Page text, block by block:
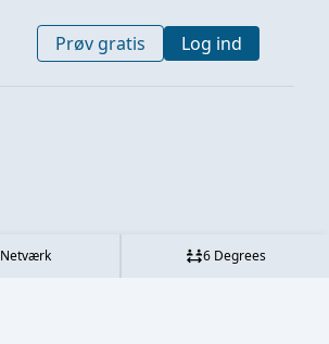
Prøv gratis Log ind
Netværk 6 Degrees